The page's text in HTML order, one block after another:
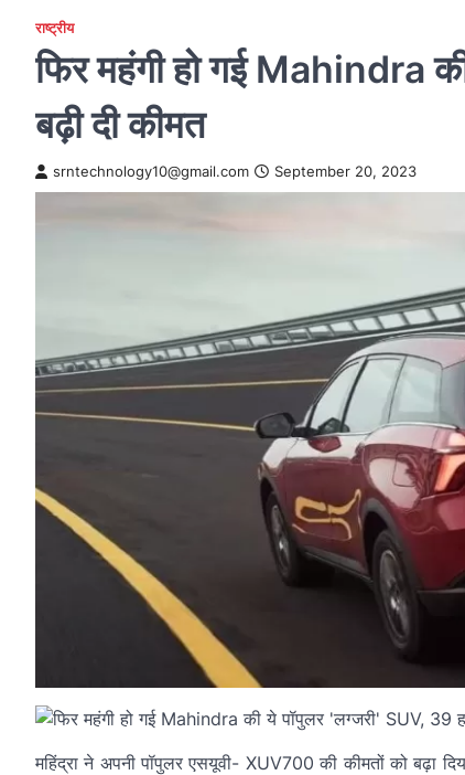
राष्ट्रीय
फिर महंगी हो गई Mahindra
बढ़ी दी कीमत
srntechnology10@gmail.com September 20, 2023
महिंद्रा ने अपनी पॉपुलर एसयूवी- XUV700 की कीमतों को बढ़ा